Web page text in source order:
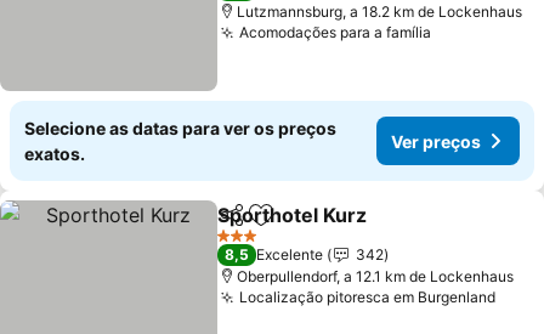
Lutzmannsburg, a 18.2 km de Lockenhaus
Acomodações para a família
Selecione as datas para ver os preços
exatos.
Ver preços
PartilharAdicionar aos favoritos
Sporthotel Kurz
3 Estrelas
8,5 Excelente
342
Oberpullendorf, a 12.1 km de Lockenhaus
Localização pitoresca em BurgenlandVer